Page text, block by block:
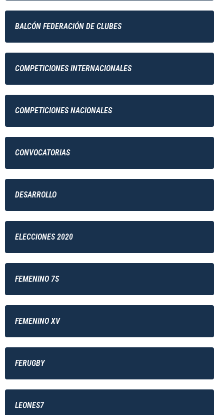
BALCÓN FEDERACIÓN DE CLUBES
COMPETICIONES INTERNACIONALES
COMPETICIONES NACIONALES
CONVOCATORIAS
DESARROLLO
ELECCIONES 2020
FEMENINO 7S
FEMENINO XV
FERUGBY
LEONES7